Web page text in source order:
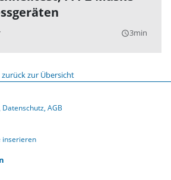
query_builder3min
zurück zur Übersicht
Datenschutz AGB
inserieren